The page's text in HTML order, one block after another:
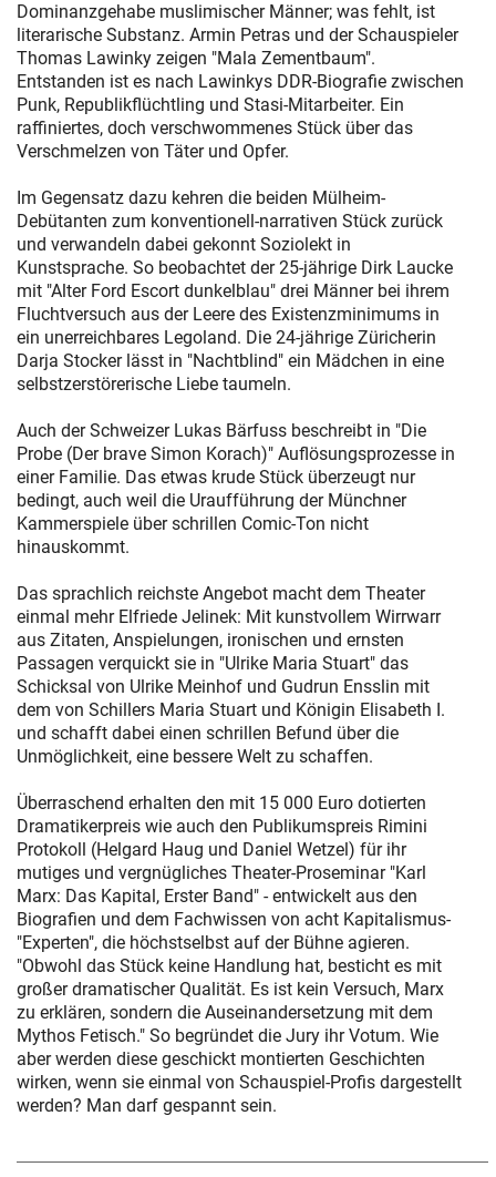
Dominanzgehabe muslimischer Männer; was fehlt, ist
literarische Substanz. Armin Petras und der Schauspieler
Thomas Lawinky zeigen "Mala Zementbaum".
Entstanden ist es nach Lawinkys DDR-Biografie zwischen
Punk, Republikflüchtling und Stasi-Mitarbeiter. Ein
raffiniertes, doch verschwommenes Stück über das
Verschmelzen von Täter und Opfer.
Im Gegensatz dazu kehren die beiden Mülheim-
Debütanten zum konventionell-narrativen Stück zurück
und verwandeln dabei gekonnt Soziolekt in
Kunstsprache. So beobachtet der 25-jährige Dirk Laucke
mit "Alter Ford Escort dunkelblau" drei Männer bei ihrem
Fluchtversuch aus der Leere des Existenzminimums in
ein unerreichbares Legoland. Die 24-jährige Züricherin
Darja Stocker lässt in "Nachtblind" ein Mädchen in eine
selbstzerstörerische Liebe taumeln.
Auch der Schweizer Lukas Bärfuss beschreibt in "Die
Probe (Der brave Simon Korach)" Auflösungsprozesse in
einer Familie. Das etwas krude Stück überzeugt nur
bedingt, auch weil die Uraufführung der Münchner
Kammerspiele über schrillen Comic-Ton nicht
hinauskommt.
Das sprachlich reichste Angebot macht dem Theater
einmal mehr Elfriede Jelinek: Mit kunstvollem Wirrwarr
aus Zitaten, Anspielungen, ironischen und ernsten
Passagen verquickt sie in "Ulrike Maria Stuart" das
Schicksal von Ulrike Meinhof und Gudrun Ensslin mit
dem von Schillers Maria Stuart und Königin Elisabeth I.
und schafft dabei einen schrillen Befund über die
Unmöglichkeit, eine bessere Welt zu schaffen.
Überraschend erhalten den mit 15 000 Euro dotierten
Dramatikerpreis wie auch den Publikumspreis Rimini
Protokoll (Helgard Haug und Daniel Wetzel) für ihr
mutiges und vergnügliches Theater-Proseminar "Karl
Marx: Das Kapital, Erster Band" - entwickelt aus den
Biografien und dem Fachwissen von acht Kapitalismus-
"Experten", die höchstselbst auf der Bühne agieren.
"Obwohl das Stück keine Handlung hat, besticht es mit
großer dramatischer Qualität. Es ist kein Versuch, Marx
zu erklären, sondern die Auseinandersetzung mit dem
Mythos Fetisch." So begründet die Jury ihr Votum. Wie
aber werden diese geschickt montierten Geschichten
wirken, wenn sie einmal von Schauspiel-Profis dargestellt
werden? Man darf gespannt sein.